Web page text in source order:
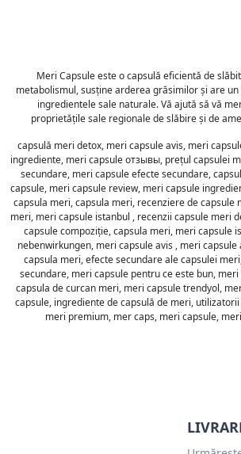
Meri Capsule este o capsulă eficientă de
metabolismul, susține arderea grăsimilor și are
ingredientele sale naturale. Vă ajută să vă
proprietățile sale regionale de slăbire și de
capsulă meri detox, meri capsule avis, meri
ingrediente, meri capsule отзывы, prețul capsulei
secundare, meri capsule efecte secundare,
capsule, meri capsule review, meri capsule
capsula meri, capsula meri, recenziere de capsule
meri, meri capsule istanbul , recenzii capsule meri
capsule compoziție, capsula meri, meri capsule
nebenwirkungen, meri capsule avis , meri capsule
capsula meri, efecte secundare ale capsulei
secundare, meri capsule pentru ce este bun,
capsula de curcan meri, meri capsule trendyol,
capsule, ingrediente de capsulă de meri,
meri premium, mer caps, meri capsule,